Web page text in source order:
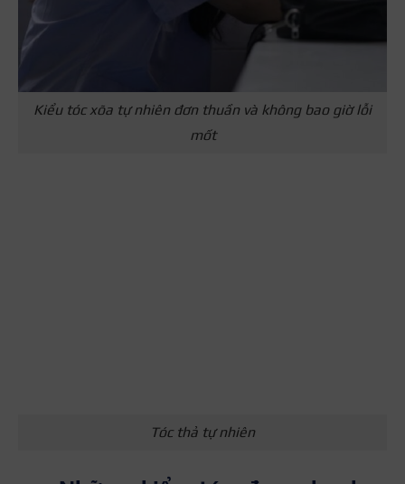
Kiểu tóc xõa tự nhiên đơn thuần và không bao giờ lỗi
mốt
Tóc thả tự nhiên